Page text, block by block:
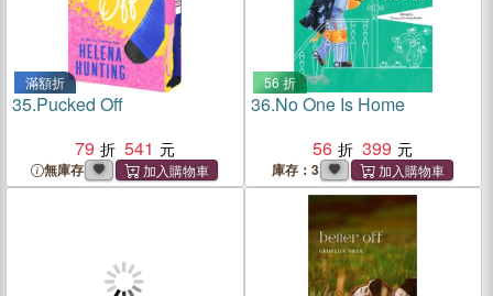
滿額折
35.Pucked Off
79
541
無庫存
56 折
36.No One Is Home
56
399
庫存：3